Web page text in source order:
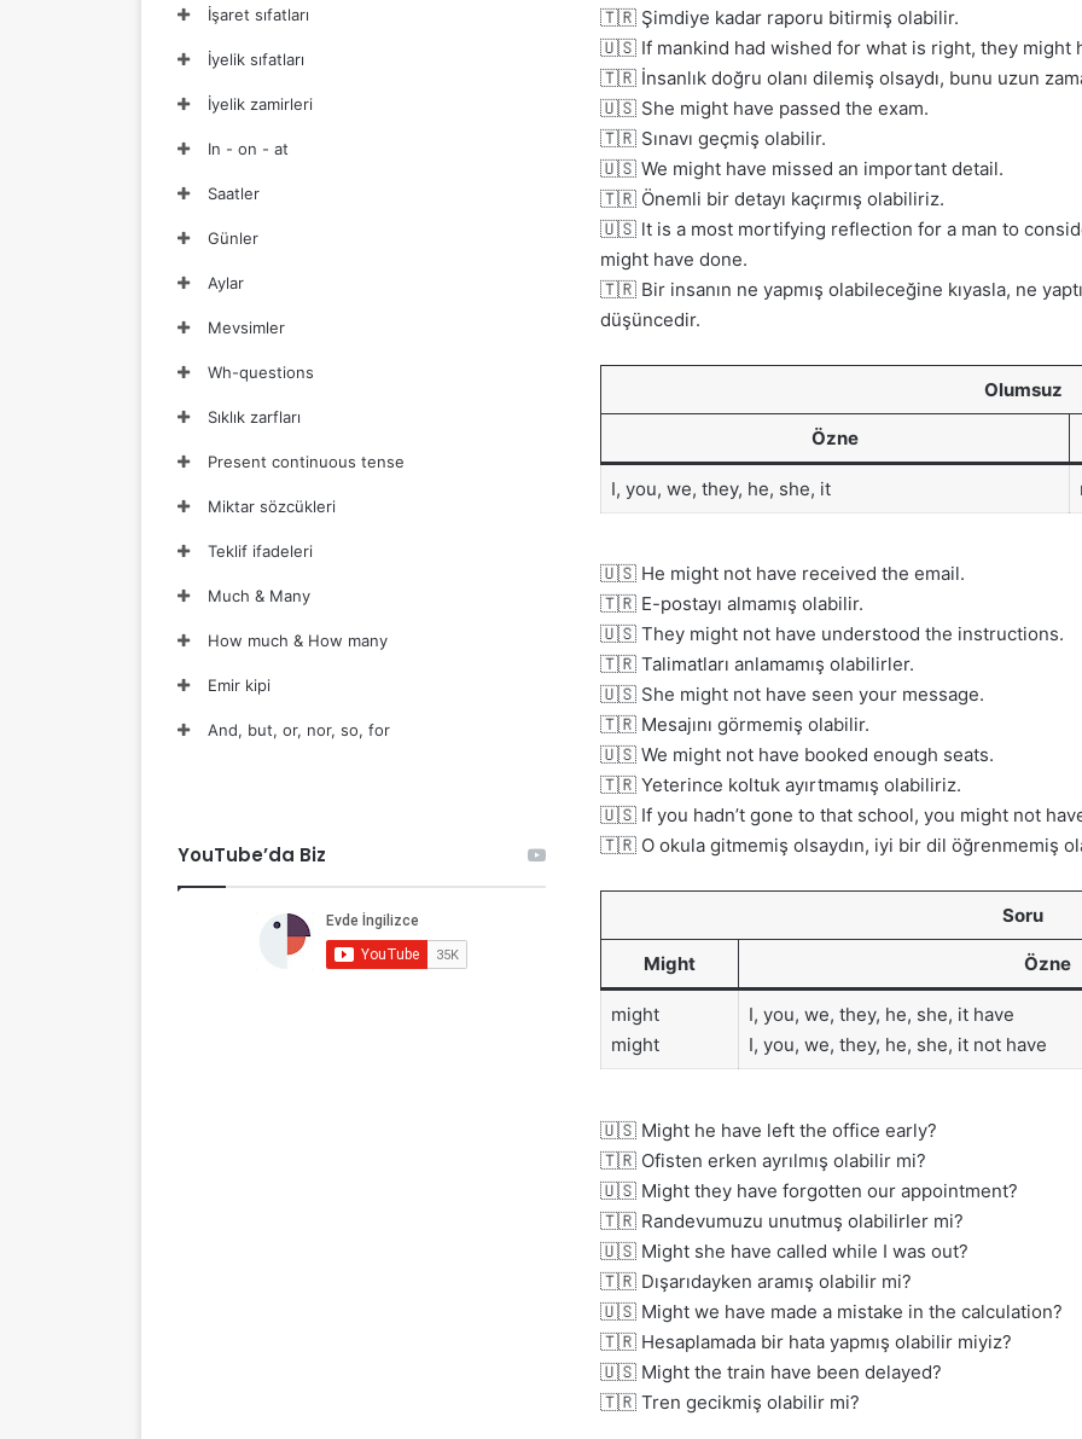
🇹🇷 Şimdiye kadar raporu bitirmiş olabilir.
🇺🇸 If mankind had wished for what is right, they might
🇹🇷 İnsanlık doğru olanı dilemiş olsaydı, bunu uzun
🇺🇸 She might have passed the exam.
🇹🇷 Sınavı geçmiş olabilir.
🇺🇸 We might have missed an important detail.
🇹🇷 Önemli bir detayı kaçırmış olabiliriz.
🇺🇸 lt is a most mortifying reflection for a man to
might have done.
🇹🇷 Bir insanın ne yapmış olabileceğine kıyasla, ne
düşüncedir.
Olumsuz
Özne
I, you, we, they, he, she, it
🇺🇸 He might not have received the email.
🇹🇷 E-postayı almamış olabilir.
🇺🇸 They might not have understood the instructions.
🇹🇷 Talimatları anlamamış olabilirler.
🇺🇸 She might not have seen your message.
🇹🇷 Mesajını görmemiş olabilir.
🇺🇸 We might not have booked enough seats.
🇹🇷 Yeterince koltuk ayırtmamış olabiliriz.
🇺🇸 If you hadn’t gone to that school, you might not
🇹🇷 O okula gitmemiş olsaydın, iyi bir dil öğrenmemiş
Soru
Might Özne
might
might
I, you, we, they, he, she, it have
I, you, we, they, he, she, it not have
🇺🇸 Might he have left the office early?
🇹🇷 Ofisten erken ayrılmış olabilir mi?
🇺🇸 Might they have forgotten our appointment?
🇹🇷 Randevumuzu unutmuş olabilirler mi?
🇺🇸 Might she have called while I was out?
🇹🇷 Dışarıdayken aramış olabilir mi?
🇺🇸 Might we have made a mistake in the calculation?
🇹🇷 Hesaplamada bir hata yapmış olabilir miyiz?
🇺🇸 Might the train have been delayed?
🇹🇷 Tren gecikmiş olabilir mi?
İşaret sıfatları
İyelik sıfatları
İyelik zamirleri
In - on - at
Saatler
Günler
Aylar
Mevsimler
Wh-questions
Sıklık zarfları
Present continuous tense
Miktar sözcükleri
Teklif ifadeleri
Much & Many
How much & How many
Emir kipi
And, but, or, nor, so, for
YouTube’da Biz